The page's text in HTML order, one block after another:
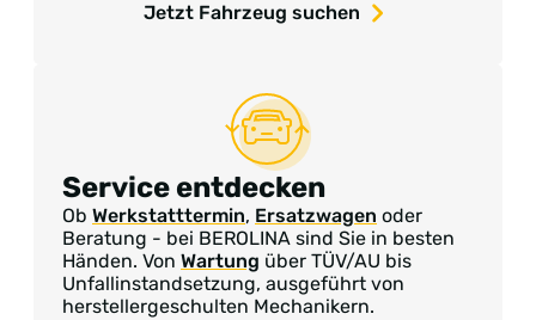
Jetzt Fahrzeug suchen
Service entdecken
Ob Werkstatttermin, Ersatzwagen oder
Beratung - bei BEROLINA sind Sie in besten
Händen. Von Wartung über TÜV/AU bis
Unfallinstandsetzung, ausgeführt von
herstellergeschulten Mechanikern.